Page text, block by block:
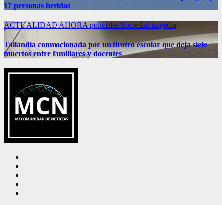
17 personas heridas
ACTUALIDAD AHORA policiales Sociedad tragedia
Tailandia conmocionada por un tiroteo escolar que deja siete
muertos entre familiares y docentes